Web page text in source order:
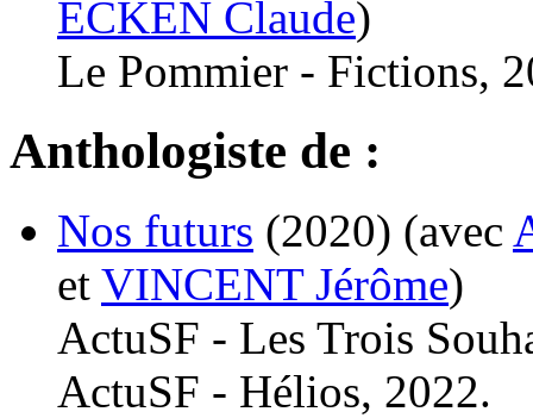
ECKEN Claude)
Le Pommier - Fictions,
Anthologiste de :
Nos futurs (2020) (avec
et VINCENT Jérôme)
ActuSF - Les Trois
ActuSF - Hélios, 2022.